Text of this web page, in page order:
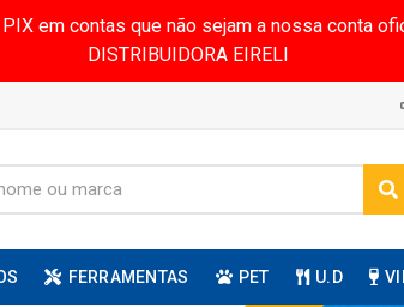
em contas que não sejam a nossa conta
DISTRIBUIDORA EIRELI
FERRAMENTAS PET U.D